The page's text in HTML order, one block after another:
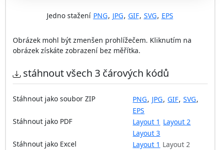
Jedno stažení PNG, JPG, GIF, SVG, EPS
Obrázek mohl být zmenšen prohlížečem. Kliknutím na
obrázek získáte zobrazení bez měřítka.
stáhnout všech 3 čárových kódů
Stáhnout jako soubor ZIP PNG, JPG, GIF, SVG,
EPS
Stáhnout jako PDF
Layout 1 Layout 2
Layout 3
Stáhnout jako Excel
Layout 1 Layout 2